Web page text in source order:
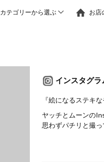
カテゴリーから選ぶ お店
インスタグラ
『絵になるステキな
ヤッチとムーンの
思わずパチリと撮